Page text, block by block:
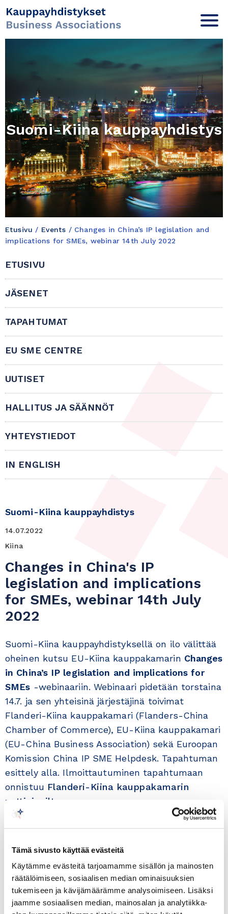
Tämä sivusto käyttää evästeitä
Käytämme evästeitä tarjoamamme sisällön ja mainosten
räätälöimiseen, sosiaalisen median ominaisuuksien
tukemiseen ja kävijämäärämme analysoimiseen. Lisäksi
jaamme sosiaalisen median, mainosalan ja analytiikka-
Suomi-Kiina kauppayhdistys
Etusivu / Events / Changes in China’s IP legislation and
implications for SMEs, webinar 14th July 2022
ETUSIVU
JÄSENET
TAPAHTUMAT
EU SME CENTRE
UUTISET
HALLITUS JA SÄÄNNÖT
YHTEYSTIEDOT
IN ENGLISH
Suomi-Kiina kauppayhdistys
14.07.2022
Kiina
Changes in China's IP
legislation and implications
for SMEs, webinar 14th July
2022
Suomi-Kiina kauppayhdistyksellä on ilo välittää
oheinen kutsu EU-Kiina kauppakamarin Changes
in China’s IP legislation and implications for
SMEs -webinaariin. Webinaari pidetään torstaina
14.7. ja sen yhteisinä järjestäjinä toivimat
Flanderi-Kiina kauppakamari (Flanders-China
Chamber of Commerce), EU-Kiina kauppakamari
(EU-China Business Association) sekä Euroopan
Komission China IP SME Helpdesk. Tapahtuman
esittely alla. Ilmoittautuminen tapahtumaan
onnistuu Flanderi-Kiina kauppakamarin
nettisivuilta
Aika: Torstai 14.7.2022 klo 11:00 – 12:00
Huomiona, että webinaari alkaa klo 10:00 CEST
eli klo 11:00 Suomen aikaa.
Tervetuloa!